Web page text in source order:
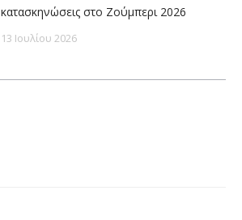
κατασκηνώσεις στο Ζούμπερι 2026
13 Ιουλίου 2026